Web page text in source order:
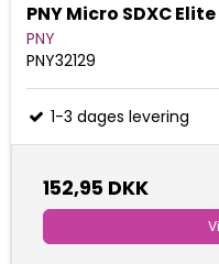
PNY Micro SDXC
PNY
PNY32129
1-3 dages levering
152,95 DKK